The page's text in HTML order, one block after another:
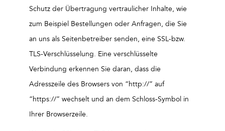
Schutz der Übertragung vertraulicher Inhalte, wie
zum Beispiel Bestellungen oder Anfragen, die Sie
an uns als Seitenbetreiber senden, eine SSL-bzw.
TLS-Verschlüsselung. Eine verschlüsselte
Verbindung erkennen Sie daran, dass die
Adresszeile des Browsers von “http://” auf
“https://” wechselt und an dem Schloss-Symbol in
Ihrer Browserzeile.